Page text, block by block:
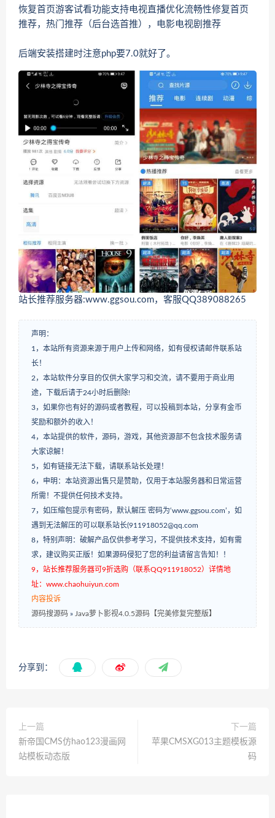
恢复首页游客试看功能支持电视直播优化流畅性修复首页
推荐，热门推荐（后台选首推），电影电视剧推荐
后端安装搭建时注意php要7.0就好了。
站长推荐服务器:www.ggsou.com，客服QQ389088265
声明：
1，本站所有资源来源于用户上传和网络，如有侵权请邮件联系站
长！
2，本站软件分享目的仅供大家学习和交流，请不要用于商业用
途，下载后请于24小时后删除!
3，如果你也有好的源码或者教程，可以投稿到本站，分享有金币
奖励和额外的收入！
4，本站提供的软件，源码，游戏，其他资源部不包含技术服务请
大家谅解！
5，如有链接无法下载，请联系站长处理！
6，申明：本站资源出售只是赞助，仅用于本站服务器和日常运营
所需！不提供任何技术支持。
7，如压缩包提示有密码，默认解压 密码为‘www.ggsou.com’，如
遇到无法解压的可以联系站长(911918052@qq.com
8，特别声明：破解产品仅供参考学习，不提供技术支持，如有需
求，建议购买正版！如果源码侵犯了您的利益请留言告知！！
9，站长推荐服务器可9折选购（联系QQ911918052）详情地
址：www.chaohuiyun.com
内容投诉
源码搜源码 » Java萝卜影视4.0.5源码【完美修复完整版】
分享到：
上一篇
新帝国CMS仿hao123漫画网
站模板动态版
下一篇
苹果CMSXG013主题模板源
码